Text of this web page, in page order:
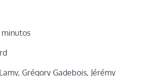
minutos
Grégory Gadebois, Jérémy